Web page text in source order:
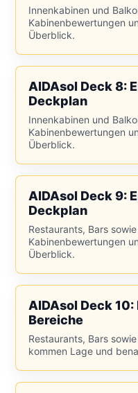
Innenkabinen und
Kabinenbewertungen
Überblick.
AIDAsol Deck 8:
Deckplan
Innenkabinen und
Kabinenbewertungen
Überblick.
AIDAsol Deck 9:
Deckplan
Restaurants, Bars
Kabinenbewertungen
Überblick.
AIDAsol Deck
Bereiche
Restaurants, Bars
kommen Lage und